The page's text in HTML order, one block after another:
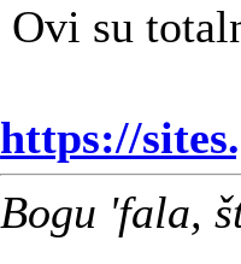
Ovi su
https://
Bogu 'fala,